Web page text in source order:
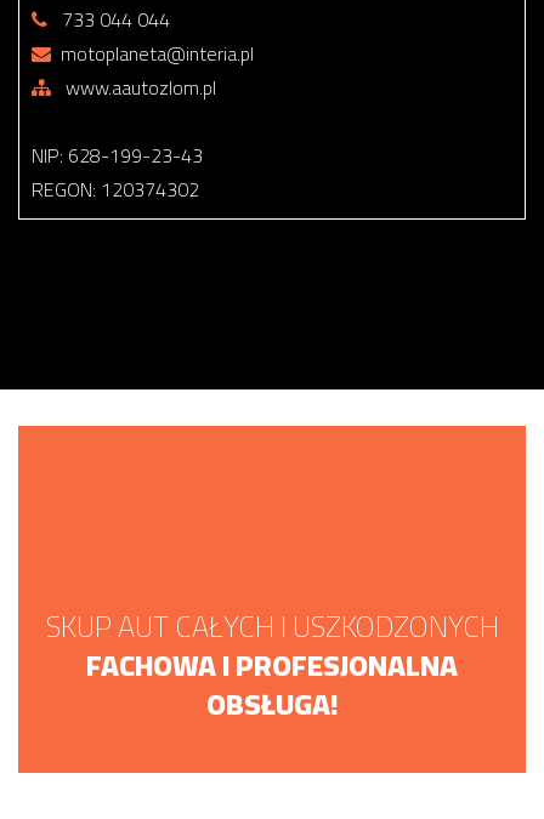
733 044 044
motoplaneta@interia.pl
www.aautozlom.pl
NIP: 628-199-23-43
REGON: 120374302
SKUP AUT CAŁYCH I USZKODZONYCH
FACHOWA I PROFESJONALNA
OBSŁUGA!